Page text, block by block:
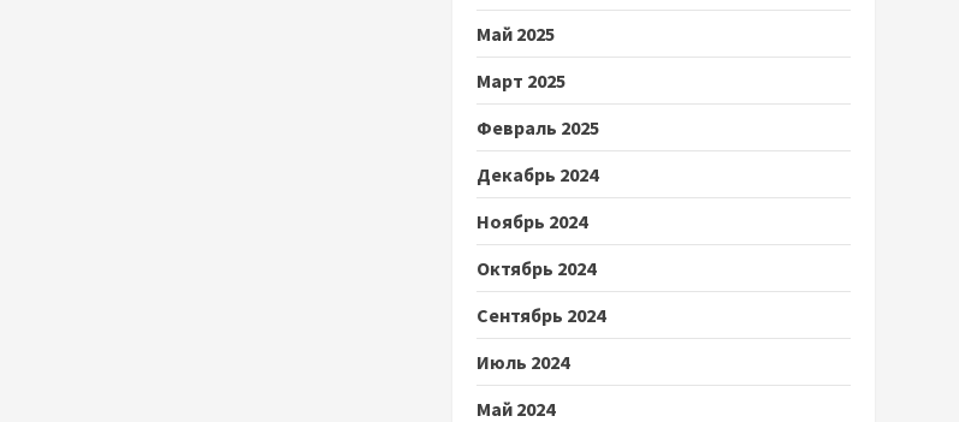
Май 2025
Март 2025
Февраль 2025
Декабрь 2024
Ноябрь 2024
Октябрь 2024
Сентябрь 2024
Июль 2024
Май 2024